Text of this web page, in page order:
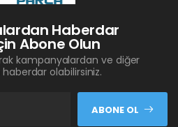
Haberdar
Abone Olun
kampanyalardan ve diğer
olabilirsiniz.
ABONE OL